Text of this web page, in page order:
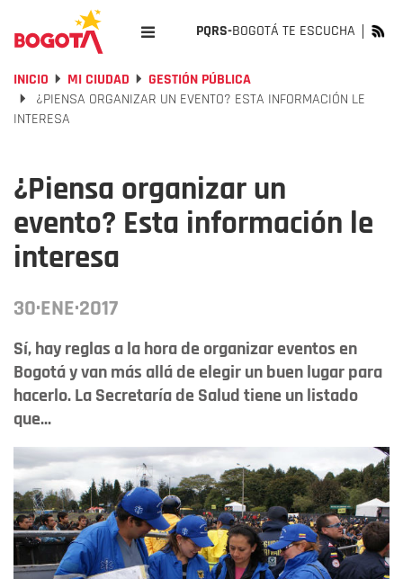
PQRS-BOGOTÁ TE ESCUCHA
INICIO MI CIUDAD
GESTIÓN PÚBLICA
¿PIENSA ORGANIZAR UN EVENTO? ESTA INFORMACIÓN LE
INTERESA
¿Piensa organizar un
evento? Esta información le
interesa
30·ENE·2017
Sí, hay reglas a la hora de organizar eventos en
Bogotá y van más allá de elegir un buen lugar para
hacerlo. La Secretaría de Salud tiene un listado
que...